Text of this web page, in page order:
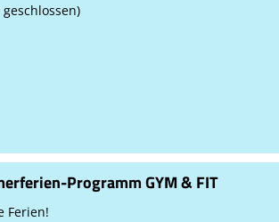
Programm GYM & FIT
Ferien!